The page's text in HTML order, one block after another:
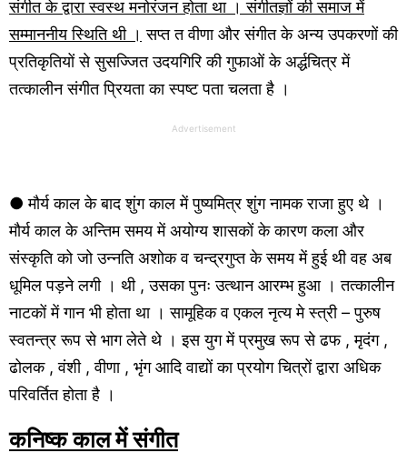
संगीत के द्वारा स्वस्थ मनोरंजन होता था । संगीतज्ञों की समाज में
सम्माननीय स्थिति थी । सप्त त वीणा और संगीत के अन्य उपकरणों की
प्रतिकृतियों से सुसज्जित उदयगिरि की गुफाओं के अर्द्धचित्र में
तत्कालीन संगीत प्रियता का स्पष्ट पता चलता है ।
Advertisement
● मौर्य काल के बाद शुंग काल में पुष्यमित्र शुंग नामक राजा हुए थे ।
मौर्य काल के अन्तिम समय में अयोग्य शासकों के कारण कला और
संस्कृति को जो उन्नति अशोक व चन्द्रगुप्त के समय में हुई थी वह अब
धूमिल पड़ने लगी । थी , उसका पुनः उत्थान आरम्भ हुआ । तत्कालीन
नाटकों में गान भी होता था । सामूहिक व एकल नृत्य मे स्त्री – पुरुष
स्वतन्त्र रूप से भाग लेते थे । इस युग में प्रमुख रूप से ढफ , मृदंग ,
ढोलक , वंशी , वीणा , भृंग आदि वाद्यों का प्रयोग चित्रों द्वारा अधिक
परिवर्तित होता है ।
कनिष्क काल में संगीत